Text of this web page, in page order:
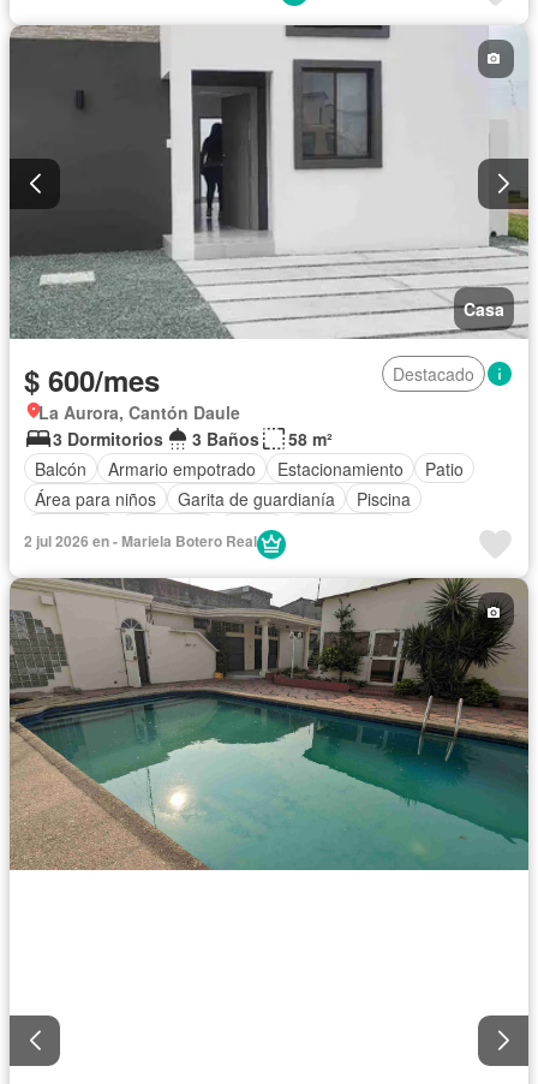
Casa
$ 600/mes
Destacado
La Aurora, Cantón Daule
3 Dormitorios
3 Baños
58 m²
Balcón
Armario empotrado Estacionamiento
Patio
Área para niños
Garita de guardianía
Piscina
Jardín
2 jul 2026 en - Mariela Botero Real